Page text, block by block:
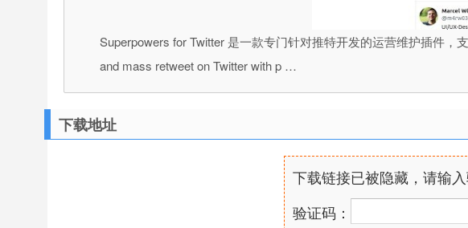
Superpowers for Twitter 是一款专门针对推特开发的运营维护插件
and mass retweet on Twitter with p …
下载地址
下载链接已被隐藏，请输
验证码：